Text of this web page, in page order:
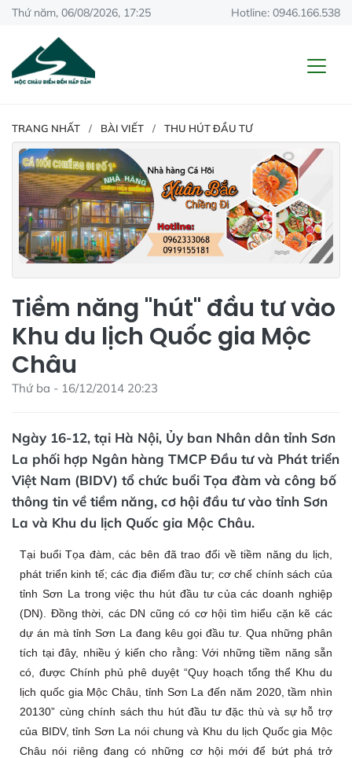
Thứ năm, 06/08/2026, 17:25 Hotline: 0946.166.538
TRANG NHẤT BÀI VIẾT THU HÚT ĐẦU TƯ
Tiềm năng "hút" đầu tư vào
Khu du lịch Quốc gia Mộc
Châu
Thứ ba - 16/12/2014 20:23
Ngày 16-12, tại Hà Nội, Ủy ban Nhân dân tỉnh Sơn
La phối hợp Ngân hàng TMCP Đầu tư và Phát triển
Việt Nam (BIDV) tổ chức buổi Tọa đàm và công bố
thông tin về tiềm năng, cơ hội đầu tư vào tỉnh Sơn
La và Khu du lịch Quốc gia Mộc Châu.
Tại buổi Tọa đàm, các bên đã trao đổi về tiềm năng du lịch,
phát triển kinh tế; các địa điểm đầu tư; cơ chế chính sách của
tỉnh Sơn La trong việc thu hút đầu tư của các doanh nghiệp
(DN). Đồng thời, các DN cũng có cơ hội tìm hiểu cặn kẽ các
dự án mà tỉnh Sơn La đang kêu gọi đầu tư. Qua những phân
tích tại đây, nhiều ý kiến cho rằng: Với những tiềm năng sẵn
có, được Chính phủ phê duyệt “Quy hoạch tổng thể Khu du
lịch quốc gia Mộc Châu, tỉnh Sơn La đến năm 2020, tầm nhìn
20130” cùng chính sách thu hút đầu tư đặc thù và sự hỗ trợ
của BIDV, tỉnh Sơn La nói chung và Khu du lịch Quốc gia Mộc
Châu nói riêng đang có những cơ hội mới để bứt phá trở